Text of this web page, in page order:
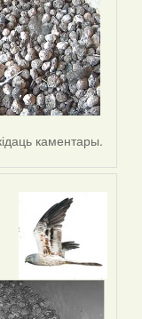
каментары.